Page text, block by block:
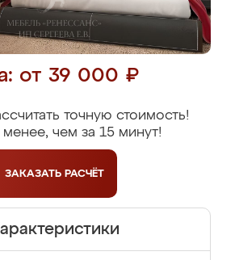
от 39 000 ₽
точную стоимость!
чем за 15 минут!
ЗАКАЗАТЬ РАСЧЁТ